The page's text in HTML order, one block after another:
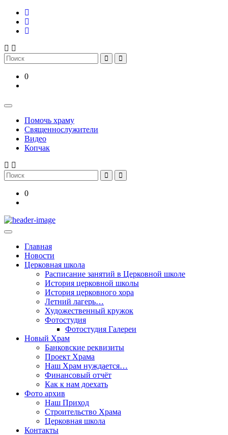
Skip
content
Search
for:
0
Помочь храму
Священнослужители
Видео
Копчак
Search
for:
0
Главная
Новости
Церковная школа
Расписание занятий в Церковной школе
История церковной школы
История церковного хора
Летний лагерь…
Художественный кружок
Фотостудия
Фотостудия Галереи
Новый Храм
Банковские реквизиты
Проект Храма
Наш Храм нуждается…
Финансовый отчёт
Как к нам доехать
Фото архив
Наш Приход
Строительство Храма
Церковная школа
Контакты